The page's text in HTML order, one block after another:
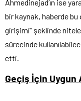
Ahmedinejad’ın ise
bir kaynak, haberde bu
girişimi” şeklinde
sürecinde
etti.
Geçiş İçin